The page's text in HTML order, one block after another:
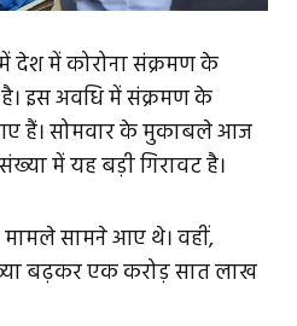
देश में कोरोना संक्रमण के
है। इस अवधि में संक्रमण के
हैं। सोमवार के मुकाबले आज
में यह बड़ी गिरावट है।
सामने आए थे। वहीं,
बढ़कर एक करोड़ सात लाख